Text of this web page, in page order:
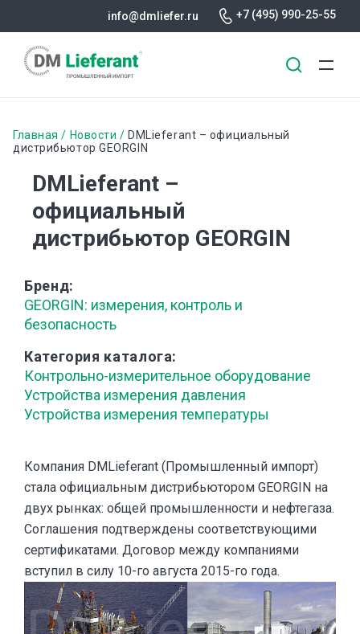
основному
info@dmliefer.ru +7 (495) 990-25-55
Строка
навигации
Главная Новости
DMLieferant – официальный
дистрибьютор GEORGIN
DMLieferant –
официальный
дистрибьютор GEORGIN
Бренд
GEORGIN: измерения, контроль и
безопасность
Категория каталога
Контрольно-измерительное оборудование
Устройства измерения давления
Устройства измерения температуры
Компания DMLieferant (Промышленный импорт)
стала официальным дистрибьютором GEORGIN на
двух рынках: общей промышленности и нефтегаза.
Соглашения подтверждены соответствующими
сертификатами. Договор между компаниями
вступил в силу 10-го августа 2015-го года.